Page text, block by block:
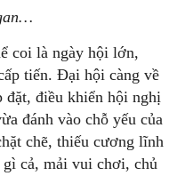
coi là ngày hội lớn,
tiến. Đại hội càng về
đặt, điều khiển hội nghị
đánh vào chỗ yếu của
chẽ, thiếu cương lĩnh
gì cả, mải vui chơi, chủ